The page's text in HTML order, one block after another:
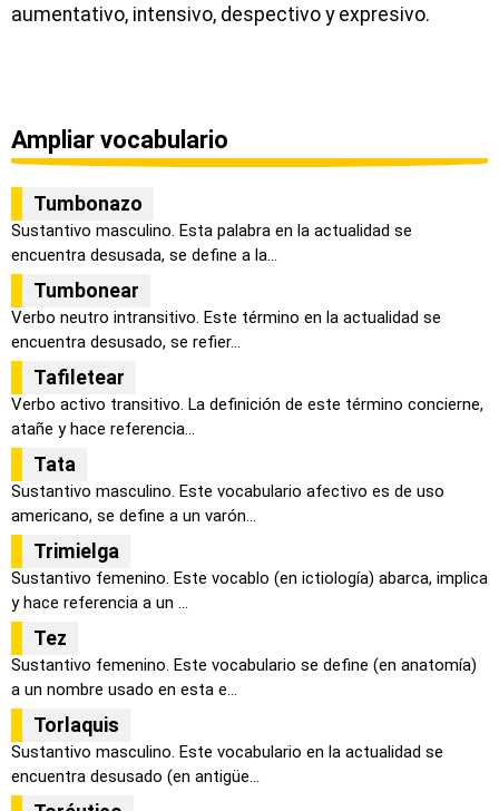
aumentativo, intensivo, despectivo y expresivo.
Ampliar vocabulario
Tumbonazo
Sustantivo masculino. Esta palabra en la actualidad se
encuentra desusada, se define a la...
Tumbonear
Verbo neutro intransitivo. Este término en la actualidad se
encuentra desusado, se refier...
Tafiletear
Verbo activo transitivo. La definición de este término concierne,
atañe y hace referencia...
Tata
Sustantivo masculino. Este vocabulario afectivo es de uso
americano, se define a un varón...
Trimielga
Sustantivo femenino. Este vocablo (en ictiología) abarca, implica
y hace referencia a un ...
Tez
Sustantivo femenino. Este vocabulario se define (en anatomía)
a un nombre usado en esta e...
Torlaquis
Sustantivo masculino. Este vocabulario en la actualidad se
encuentra desusado (en antigüe...